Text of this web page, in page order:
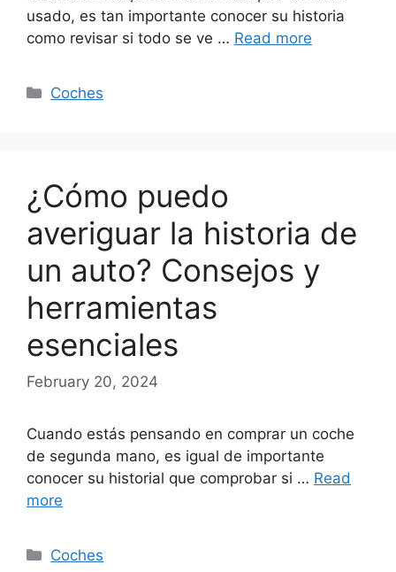
usado, es tan importante conocer su historia
como revisar si todo se ve … Read more
Categories
Coches
¿Cómo puedo
averiguar la historia de
un auto? Consejos y
herramientas
esenciales
February 20, 2024
Cuando estás pensando en comprar un coche
de segunda mano, es igual de importante
conocer su historial que comprobar si … Read
more
Categories
Coches